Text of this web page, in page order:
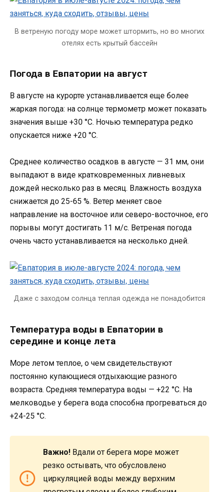
В ветреную погоду море может штормить, но во многих
отелях есть крытый бассейн
Погода в Евпатории на август
В августе на курорте устанавливается еще более
жаркая погода: на солнце термометр может показать
значения выше +30 °C. Ночью температура редко
опускается ниже +20 °C.
Среднее количество осадков в августе — 31 мм, они
выпадают в виде кратковременных ливневых
дождей несколько раз в месяц. Влажность воздуха
снижается до 25-65 %. Ветер меняет свое
направление на восточное или северо-восточное, его
порывы могут достигать 11 м/с. Ветреная погода
очень часто устанавливается на несколько дней.
Даже с заходом солнца теплая одежда не понадобится
Температура воды в Евпатории в
середине и конце лета
Море летом теплое, о чем свидетельствуют
постоянно купающиеся отдыхающие разного
возраста. Средняя температура воды — +22 °C. На
мелководье у берега вода способна прогреваться до
+24-25 °C.
Важно! Вдали от берега море может
резко остывать, что обусловлено
циркуляцией воды между верхним